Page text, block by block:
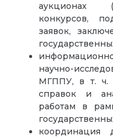
аукционах
конкурсов,
заявок,
научно-
МГППУ, в т. ч.
справок и
работам в
координация